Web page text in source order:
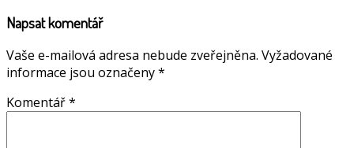
Napsat komentář
Vaše e-mailová adresa nebude zveřejněna. Vyžadované
informace jsou označeny*
Komentář*